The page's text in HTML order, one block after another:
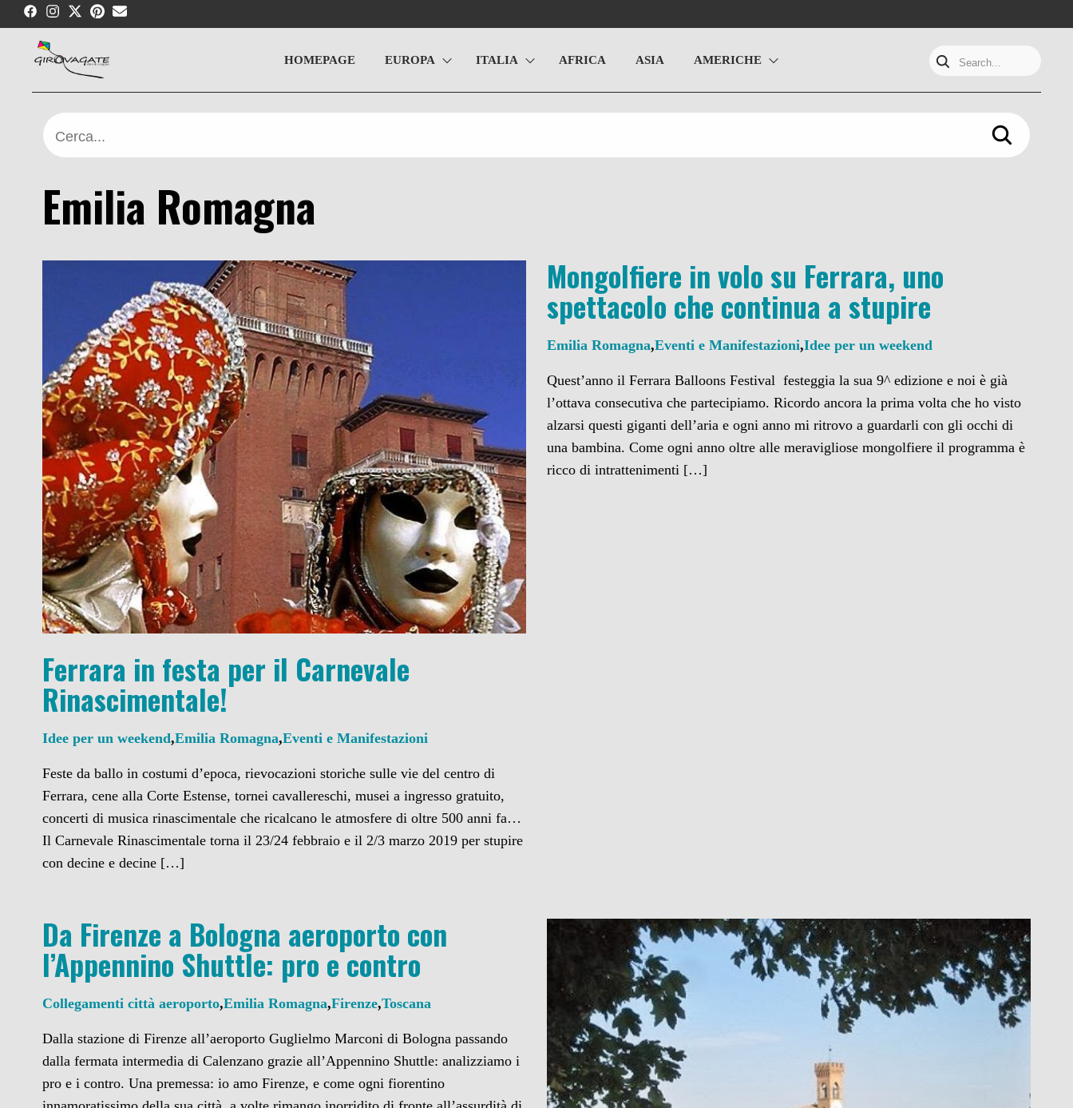
Skip
content
HOMEPAGE EUROPA ITALIA AFRICA ASIA AMERICHE
Search...
Cerca...
Emilia Romagna
Ferrara in festa per il Carnevale
Rinascimentale!
Idee per un weekend,Emilia Romagna,Eventi e Manifestazioni
Feste da ballo in costumi d’epoca, rievocazioni storiche sulle vie del centro di
Ferrara, cene alla Corte Estense, tornei cavallereschi, musei a ingresso gratuito,
concerti di musica rinascimentale che ricalcano le atmosfere di oltre 500 anni fa…
Il Carnevale Rinascimentale torna il 23/24 febbraio e il 2/3 marzo 2019 per stupire
con decine e decine […]
Mongolfiere in volo su Ferrara, uno
spettacolo che continua a stupire
Emilia Romagna,Eventi e Manifestazioni,Idee per un weekend
Quest’anno il Ferrara Balloons Festival festeggia la sua 9^ edizione e noi è già
l’ottava consecutiva che partecipiamo. Ricordo ancora la prima volta che ho visto
alzarsi questi giganti dell’aria e ogni anno mi ritrovo a guardarli con gli occhi di
una bambina. Come ogni anno oltre alle meravigliose mongolfiere il programma è
ricco di intrattenimenti […]
Da Firenze a Bologna aeroporto con
l’Appennino Shuttle: pro e contro
Collegamenti città aeroporto,Emilia Romagna,Firenze,Toscana
Dalla stazione di Firenze all’aeroporto Guglielmo Marconi di Bologna passando
dalla fermata intermedia di Calenzano grazie all’Appennino Shuttle: analizziamo i
pro e i contro. Una premessa: io amo Firenze, e come ogni fiorentino